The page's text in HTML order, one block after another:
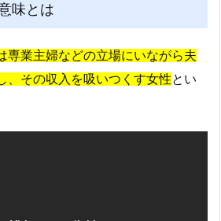
味とは
専業主婦などの立場にいながら夫
、その収入を吸いつくす女性とい